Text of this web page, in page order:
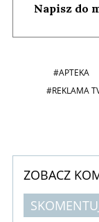
Napisz do
#APTEKA
#REKLAMA
ZOBACZ